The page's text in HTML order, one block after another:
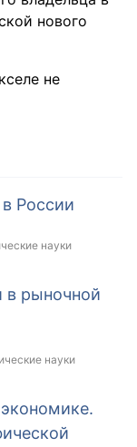
нового
не
России
науки
в рыночной
науки